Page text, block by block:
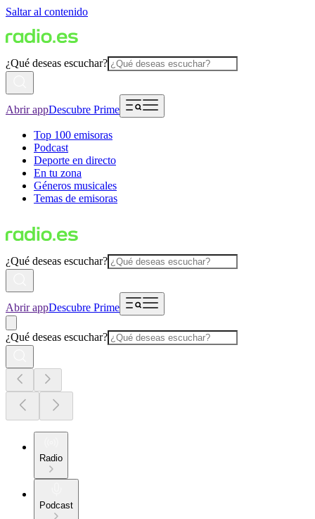
Saltar al contenido
¿Qué deseas escuchar?
Abrir appDescubre Prime
Top 100 emisoras
Podcast
Deporte en directo
En tu zona
Géneros musicales
Temas de emisoras
¿Qué deseas escuchar?
Abrir appDescubre Prime
¿Qué deseas escuchar?
Radio
Podcast